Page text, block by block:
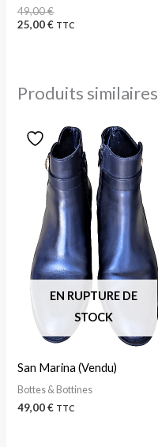
49,00€
25,00€ TTC
Produits similaires
EN RUPTURE DE
STOCK
San Marina (Vendu)
Bottes & Bottines
49,00€ TTC